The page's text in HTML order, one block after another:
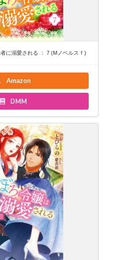
に溺愛される ： 7 (Mノベルスｆ)
Amazon
DMM